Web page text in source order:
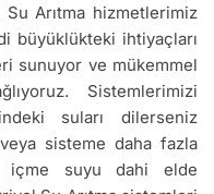
Arıtma hizmetlerimiz
büyüklükteki ihtiyaçları
sunuyor ve mükemmel
Sistemlerimizi
suları dilerseniz
sisteme daha fazla
içme suyu dahi elde